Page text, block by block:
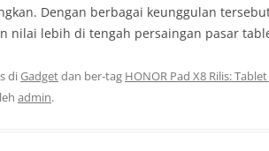
Dengan berbagai keunggulan
nilai lebih di tengah persaingan pasar
diGadgetdan ber-tag HONOR Pad X8 Rilis:
admin.